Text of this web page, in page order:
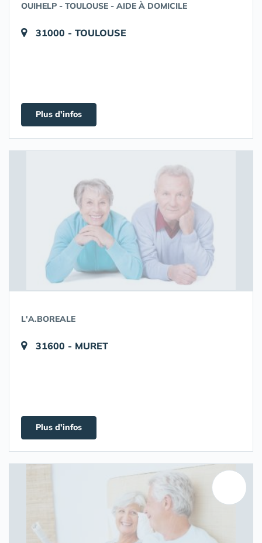
OUIHELP - TOULOUSE - AIDE À DOMICILE
31000 - TOULOUSE
Plus d'infos
L'A.BOREALE
31600 - MURET
Plus d'infos